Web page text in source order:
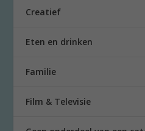
Creatief
Eten en drinken
Familie
Film & Televisie